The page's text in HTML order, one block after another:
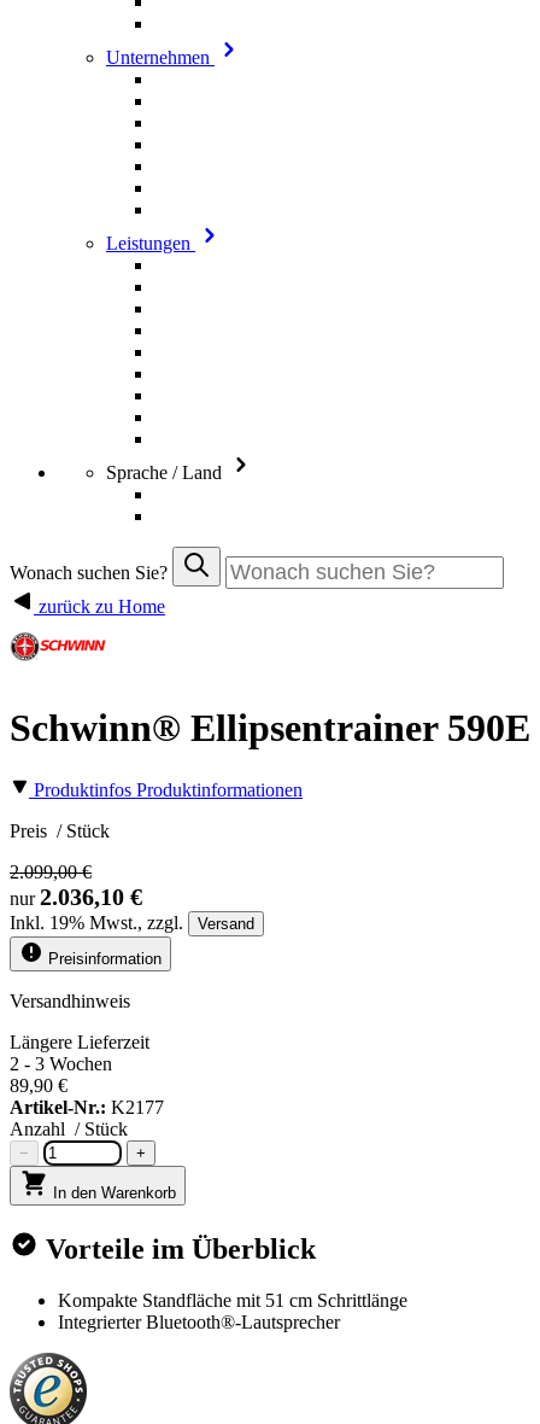
Unternehmen
Leistungen
Sprache / Land
Wonach suchen Sie?
zurück zu Home
Schwinn® Ellipsentrainer 590E
Produktinfos Produktinformationen
Preis / Stück
2.099,00 €
nur2.036,10 €
Inkl. 19% Mwst., zzgl.
Versand
Preisinformation
Versandhinweis
Längere Lieferzeit
2 - 3 Wochen
89,90 €
Artikel-Nr.: K2177
Anzahl / Stück
− +
In den Warenkorb
Vorteile im Überblick
Kompakte Standfläche mit 51 cm Schrittlänge
Integrierter Bluetooth®-Lautsprecher